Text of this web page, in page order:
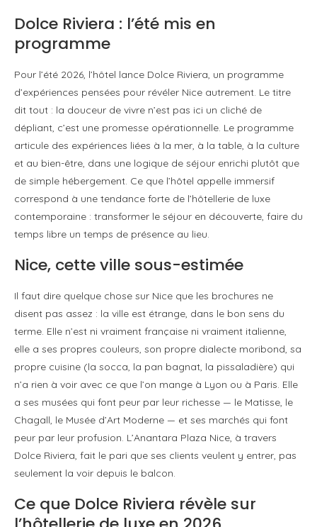
Dolce Riviera : l’été mis en
programme
Pour l’été 2026, l’hôtel lance Dolce Riviera, un programme
d’expériences pensées pour révéler Nice autrement. Le titre
dit tout : la douceur de vivre n’est pas ici un cliché de
dépliant, c’est une promesse opérationnelle. Le programme
articule des expériences liées à la mer, à la table, à la culture
et au bien-être, dans une logique de séjour enrichi plutôt que
de simple hébergement. Ce que l’hôtel appelle immersif
correspond à une tendance forte de l’hôtellerie de luxe
contemporaine : transformer le séjour en découverte, faire du
temps libre un temps de présence au lieu.
Nice, cette ville sous-estimée
Il faut dire quelque chose sur Nice que les brochures ne
disent pas assez : la ville est étrange, dans le bon sens du
terme. Elle n’est ni vraiment française ni vraiment italienne,
elle a ses propres couleurs, son propre dialecte moribond, sa
propre cuisine (la socca, la pan bagnat, la pissaladière) qui
n’a rien à voir avec ce que l’on mange à Lyon ou à Paris. Elle
a ses musées qui font peur par leur richesse — le Matisse, le
Chagall, le Musée d’Art Moderne — et ses marchés qui font
peur par leur profusion. L’Anantara Plaza Nice, à travers
Dolce Riviera, fait le pari que ses clients veulent y entrer, pas
seulement la voir depuis le balcon.
Ce que Dolce Riviera révèle sur